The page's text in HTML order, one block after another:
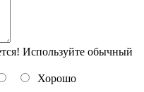
Используйте обычный
Хорошо